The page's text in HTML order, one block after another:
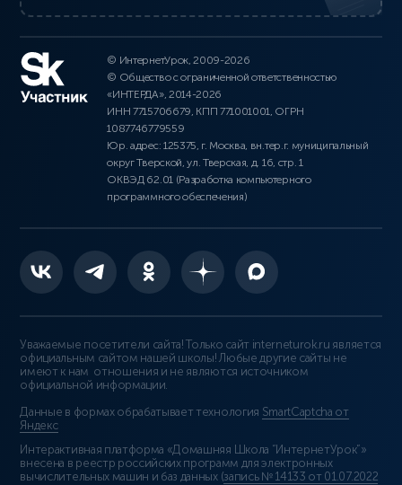
© ИнтернетУрок, 2009-2026
© Общество с ограниченной ответственностью
«ИНТЕРДА», 2014-2026
ИНН 7715706679, КПП 771001001, ОГРН
1087746779559
Юр. адрес: 125375, г. Москва, вн.тер.г. муниципальный
округ Тверской, ул. Тверская, д. 16, стр. 1
ОКВЭД 62.01 (Разработка компьютерного
программного обеспечения)
Уважаемые посетители сайта! Только сайт interneturok.ru является
официальным сайтом нашей школы! Любые другие сайты не
имеют к нам отношения и не являются источником
официальной информации.
Данные в формах обрабатывает технология SmartCaptcha от
Яндекс
Интерактивная платформа «Домашняя Школа “ИнтернетУрок”»
внесена в реестр российских программ для электронных
вычислительных машин и баз данных (запись № 14133 от 01.07.2022